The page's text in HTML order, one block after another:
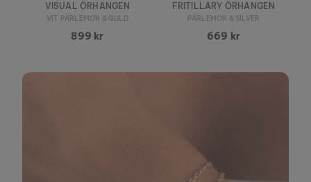
VISUAL ÖRHANGEN
VIT PÄRLEMOR & GULD
899 kr
FRITILLARY ÖRHANGEN
PÄRLEMOR & SILVER
669 kr